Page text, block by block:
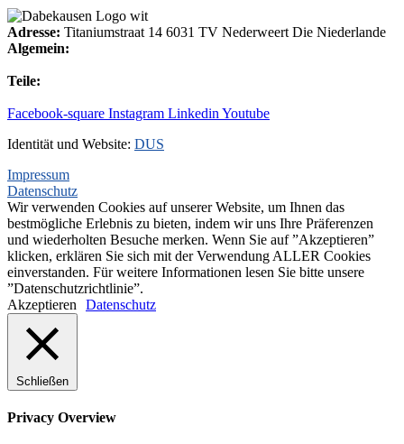
Adresse: Titaniumstraat 14 6031 TV Nederweert Die Niederlande
Algemein:
Teile:
Facebook-square Instagram Linkedin Youtube
Identität und Website: DUS
Impressum
Datenschutz
Wir verwenden Cookies auf unserer Website, um Ihnen das
bestmögliche Erlebnis zu bieten, indem wir uns Ihre Präferenzen
und wiederholten Besuche merken. Wenn Sie auf ”Akzeptieren”
klicken, erklären Sie sich mit der Verwendung ALLER Cookies
einverstanden. Für weitere Informationen lesen Sie bitte unsere
”Datenschutzrichtlinie”.
Akzeptieren
Datenschutz
Schließen
Privacy Overview